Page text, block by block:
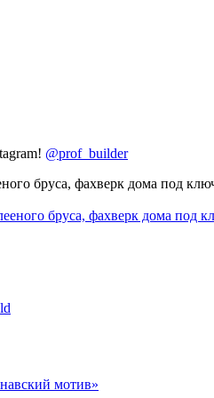
@prof_builder
бруса, фахверк дома под
мотив»